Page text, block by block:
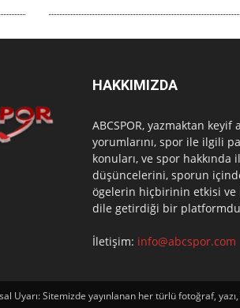
HAKKIMIZDA
ABCSPOR, yazmaktan
yorumlarını, spor ile ilgili
konuları, ve spor
düşüncelerini, sporun
ögelerin hiçbirinin etkisi ve
dile getirdiği bir
İletişim: info@abcspor.com
Uyarı: Sitemizde yayınlanan her türlü fotoğraf,